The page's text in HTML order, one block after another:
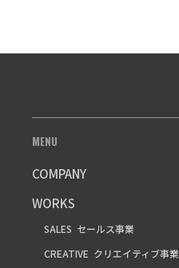
MENU
COMPANY
WORKS
SALES セールス事業
CREATIVE クリエイティブ事業